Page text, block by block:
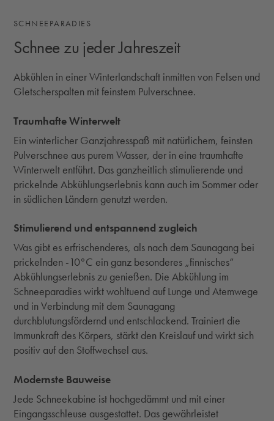
SCHNEEPARADIES
Schnee zu jeder Jahreszeit
Abkühlen in einer Winterlandschaft inmitten von Felsen und
Gletscherspalten mit feinstem Pulverschnee.
Traumhafte Winterwelt
Ein winterlicher Ganzjahresspaß mit natürlichem, feinsten
Pulverschnee aus purem Wasser, der in eine traumhafte
Winterwelt entführt. Das ganzheitlich stimulierende und
prickelnde Abkühlungserlebnis kann auch im Sommer oder
in südlichen Ländern genutzt werden.
Stimulierend und entspannend zugleich
Was gibt es erfrischenderes, als nach dem Saunagang bei
prickelnden -10°C ein ganz besonderes „finnisches“
Abkühlungserlebnis zu genießen. Die Abkühlung im
Schneeparadies wirkt wohltuend auf Lunge und Atemwege
und in Verbindung mit dem Saunagang
durchblutungsfördernd und entschlackend. Trainiert die
Immunkraft des Körpers, stärkt den Kreislauf und wirkt sich
positiv auf den Stoffwechsel aus.
Modernste Bauweise
Jede Schneekabine ist hochgedämmt und mit einer
Eingangsschleuse ausgestattet. Das gewährleistet